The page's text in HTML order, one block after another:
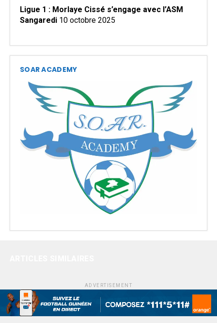
Ligue 1 : Morlaye Cissé s’engage avec l’ASM
Sangaredi 10 octobre 2025
SOAR ACADEMY
ADVERTISEMENT